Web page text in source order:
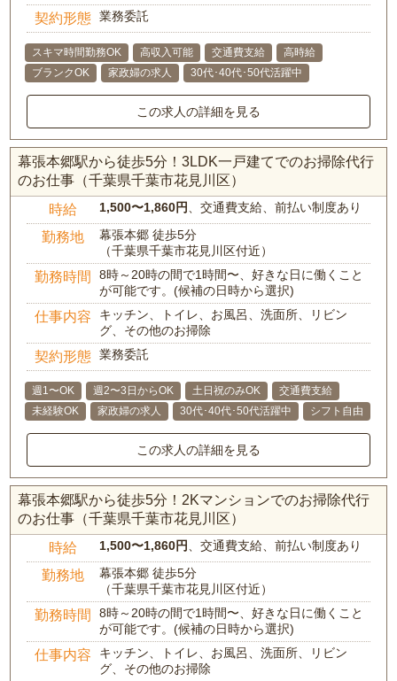
契約形態 業務委託
スキマ時間勤務OK 高収入可能 交通費支給
高時給
ブランクOK
家政婦の求人 30代･40代･50代活躍中
この求人の詳細を見る
幕張本郷駅から徒歩5分！3LDK一戸建てでのお掃除代行
のお仕事（千葉県千葉市花見川区）
時給 1,500〜1,860円 、交通費支給、前払い制度あり
勤務地
幕張本郷 徒歩5分
（千葉県千葉市花見川区付近）
勤務時間
8時～20時の間で1時間〜、好きな日に働くこと
が可能です。(候補の日時から選択)
仕事内容
キッチン、トイレ、お風呂、洗面所、リビン
グ、その他のお掃除
契約形態 業務委託
週1〜OK 週2〜3日からOK 土日祝のみOK
交通費支給
未経験OK
家政婦の求人 30代･40代･50代活躍中 シフト自由
この求人の詳細を見る
幕張本郷駅から徒歩5分！2Kマンションでのお掃除代行
のお仕事（千葉県千葉市花見川区）
時給 1,500〜1,860円 、交通費支給、前払い制度あり
勤務地
幕張本郷 徒歩5分
（千葉県千葉市花見川区付近）
勤務時間
8時～20時の間で1時間〜、好きな日に働くこと
が可能です。(候補の日時から選択)
仕事内容
キッチン、トイレ、お風呂、洗面所、リビン
グ、その他のお掃除